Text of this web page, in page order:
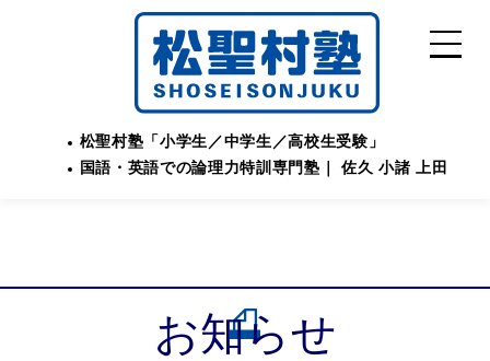
松聖村塾「小学生／中学生／高校生受験」
国語・英語での論理力特訓専門塾｜ 佐久 小諸 上田
お知らせ